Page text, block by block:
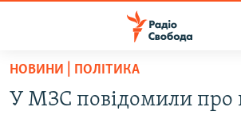
Перейти
основного
НОВИНИ | ПОЛІТИКА
У МЗС повідомили про